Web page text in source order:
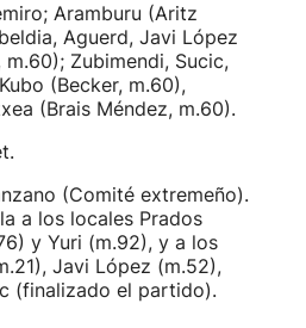
Aramburu (Aritz
Aguerd, Javi López
Zubimendi, Sucic,
(Becker, m.60),
(Brais Méndez, m.60).
(Comité extremeño).
a los locales Prados
y Yuri (m.92), y a los
Javi López (m.52),
(finalizado el partido).